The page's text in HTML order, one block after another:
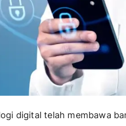
digital telah membawa